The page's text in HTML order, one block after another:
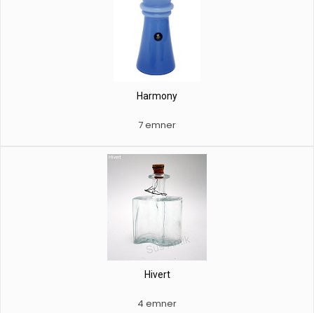
Harmony
7 emner
Hivert
4 emner